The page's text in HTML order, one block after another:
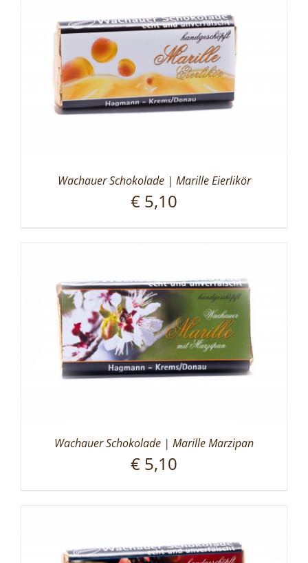
Wachauer Schokolade | Marille Eierlikör
€ 5,10
Wachauer Schokolade | Marille Marzipan
€ 5,10